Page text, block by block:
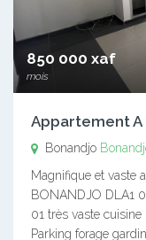
850 000 xaf
mois
Appartement
Bonandjo
Magnifique et vaste
BONANDJO DLA1
01 très vaste
Parking forage